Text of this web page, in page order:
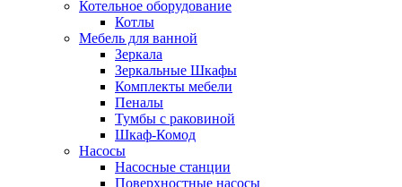
Котельное оборудование
Котлы
Мебель для ванной
Зеркала
Зеркальные Шкафы
Комплекты мебели
Пеналы
Тумбы с раковиной
Шкаф-Комод
Насосы
Насосные станции
Поверхностные насосы